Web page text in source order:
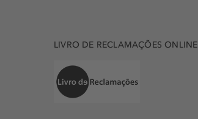
LIVRO DE RECLAMAÇÕES ONLINE